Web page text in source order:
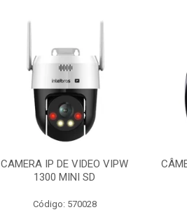
CAMERA IP DE VIDEO VIPW
1300 MINI SD
Código: 570028